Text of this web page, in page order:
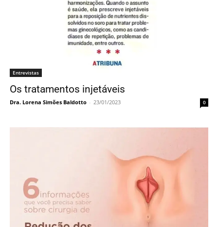
Entrevistas
Os tratamentos injetáveis
Dra. Lorena Simões Baldotto - 23/01/2023 0